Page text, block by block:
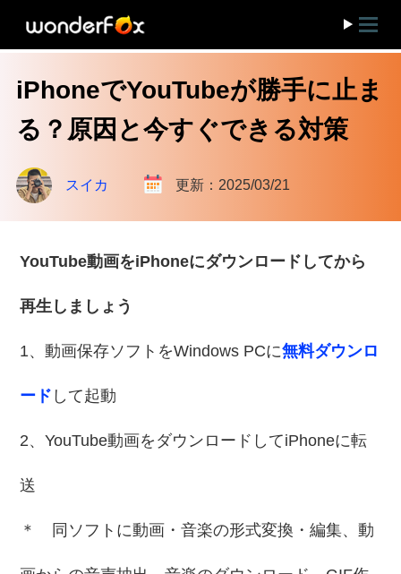
iPhoneでYouTubeが勝手に止ま
る？原因と今すぐできる対策
スイカ 更新：2025/03/21
YouTube動画をiPhoneにダウンロードしてから
再生しましょう
1、動画保存ソフトをWindows PCに無料ダウンロ
ード して起動
2、YouTube動画をダウンロードしてiPhoneに転
送
＊ 同ソフトに動画・音楽の形式変換・編集、動